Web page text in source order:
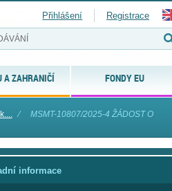
A ZAHRANIČÍ FONDY EU
Přihlášení Registrace
⁄
MSMT-10807/2025-4 ŽÁDOST O
informace